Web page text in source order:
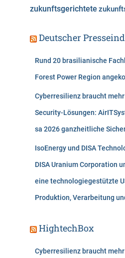
zukunftsgerichtete
Deutscher
Rund 20 brasilianische
Forest Power Region
Cyberresilienz braucht
Security-Lösungen:
sa 2026 ganzheitliche
IsoEnergy und DISA
DISA Uranium Corporation
eine technologiegestützte
Produktion, Verarbeitung
HightechBox
Cyberresilienz braucht